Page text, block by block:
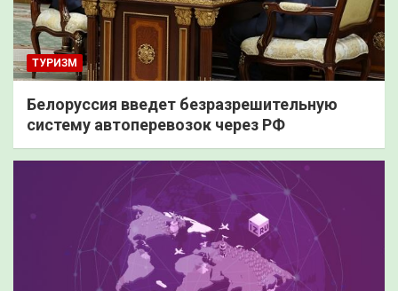
ТУРИЗМ
Белоруссия введет безразрешительную
систему автоперевозок через РФ